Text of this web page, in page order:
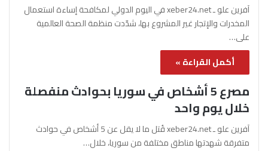
آفرين علو ـ xeber24.net في اليوم الدولي لمكافحة إساءة استعمال
المخدرات والإتجار غير المشروع بها، شدّدت منظمة الصحة العالمية
على…
أكمل القراءة »
مصرع 5 أشخاص في سوريا بحوادث منفصلة
خلال يوم واحد
آفرين علو ـ xeber24.net قُتل ما لا يقل عن 5 أشخاص في حوادث
متفرقة شهدتها مناطق مختلفة من سوريا، خلال…